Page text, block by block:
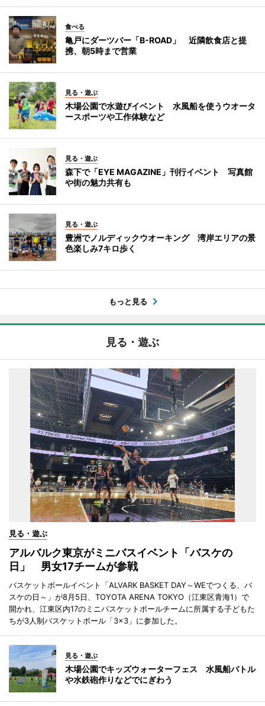
食べる
亀戸にダーツバー「B-ROAD」 近隣飲食店と提
携、朝5時まで営業
見る・遊ぶ
木場公園で水遊びイベント 水風船を使うウオータ
ースポーツや工作体験など
見る・遊ぶ
森下で「EYE MAGAZINE」刊行イベント 写真館
や街の魅力共有も
見る・遊ぶ
豊洲でノルディックウオーキング 湾岸エリアの景
色楽しみ7キロ歩く
もっと見る
見る・遊ぶ
見る・遊ぶ
アルバルク東京がミニバスイベント「バスケの
日」 男女17チームが参戦
バスケットボールイベント「ALVARK BASKET DAY～WEでつくる、バ
スケの日～」が8月5日、TOYOTA ARENA TOKYO（江東区青海1）で
開かれ、江東区内17のミニバスケットボールチームに所属する子どもた
ちが3人制バスケットボール「3×3」に参加した。
見る・遊ぶ
木場公園でキッズウォーターフェス 水風船バトル
や水鉄砲作りなどでにぎわう